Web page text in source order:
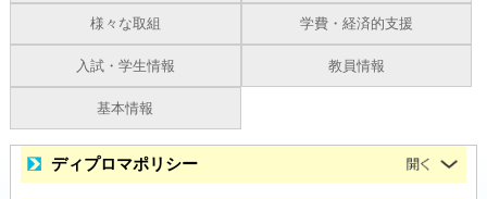
様々な取組 学費・経済的支援
入試・学生情報 教員情報
基本情報
ディプロマポリシー